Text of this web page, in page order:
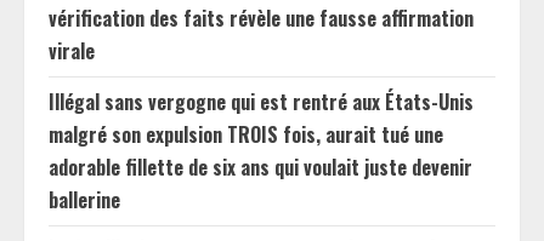
vérification des faits révèle une fausse affirmation
virale
Illégal sans vergogne qui est rentré aux États-Unis
malgré son expulsion TROIS fois, aurait tué une
adorable fillette de six ans qui voulait juste devenir
ballerine